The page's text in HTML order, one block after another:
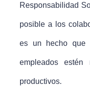
Responsabilidad
posible a los
es un hecho que
empleados
productivos.